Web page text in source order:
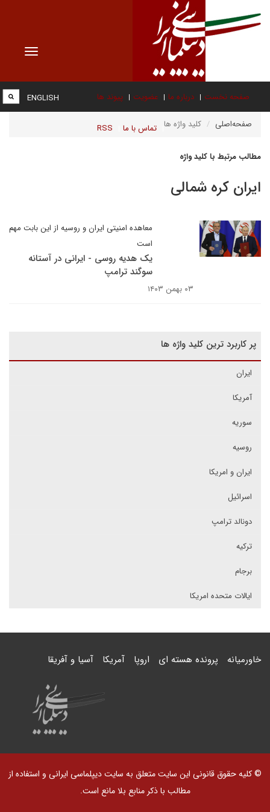
Toggle
صفحه نخست درباره ما عضویت پیوند ها
تماس با ما RSS
ENGLISH
صفحه‌اصلی کلید واژه ها
مطالب مرتبط با کلید واژه
ایران کره شمالی
معاهده امنیتی ایران و روسیه از این بابت مهم
است
یک هدیه روسی - ایرانی در آستانه
سوگند ترامپ
۰۳ بهمن ۱۴۰۳
پر کاربرد ترین کلید واژه ها
ایران
آمریکا
سوریه
روسیه
ایران و امریکا
اسرائیل
دونالد ترامپ
ترکیه
برجام
ایالات متحده امریکا
خاورمیانه پرونده هسته ای اروپا آمریکا آسیا و آفریقا
© کلیه حقوق قانونی این سایت متعلق به سایت دیپلماسی ایرانی و استفاده از
مطالب با ذکر منابع بلا مانع است.